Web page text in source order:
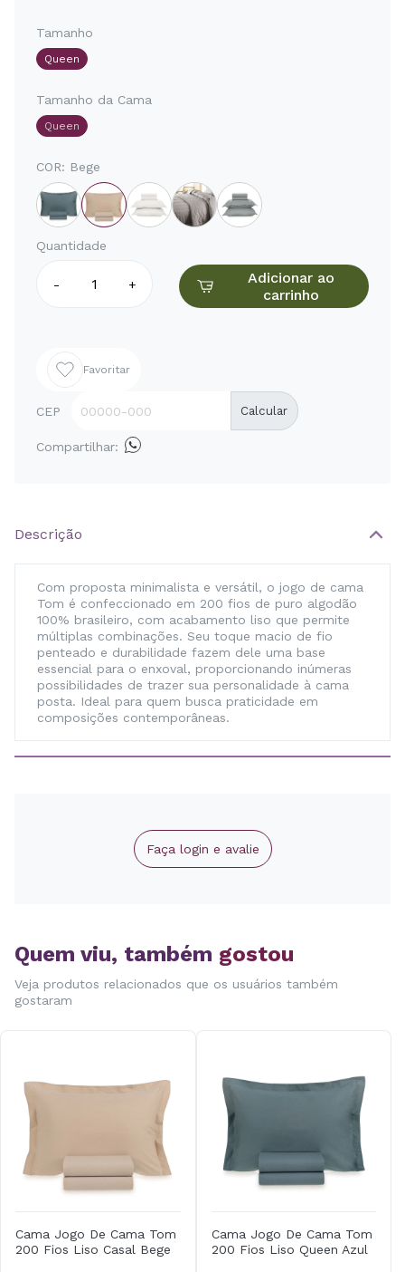
Tamanho
Queen
Tamanho da Cama
Queen
COR: Bege
Quantidade
- +
Adicionar ao
carrinho
Favoritar
CEP Calcular
Compartilhar:
Descrição
Com proposta minimalista e versátil, o jogo de cama
Tom é confeccionado em 200 fios de puro algodão
100% brasileiro, com acabamento liso que permite
múltiplas combinações. Seu toque macio de fio
penteado e durabilidade fazem dele uma base
essencial para o enxoval, proporcionando inúmeras
possibilidades de trazer sua personalidade à cama
posta. Ideal para quem busca praticidade em
composições contemporâneas.
Faça login e avalie
Quem viu, também gostou
Veja produtos relacionados que os usuários também
gostaram
Cama Jogo De Cama Tom
200 Fios Liso Casal Bege
Cama Jogo De Cama Tom
200 Fios Liso Queen Azul